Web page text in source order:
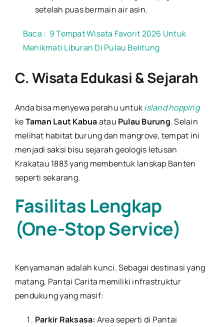
setelah puas bermain air asin.
Baca : 9 Tempat Wisata Favorit 2026 Untuk
Menikmati Liburan Di Pulau Belitung
C. Wisata Edukasi & Sejarah
Anda bisa menyewa perahu untukisland hopping
keTaman Laut Kabuaatau Pulau Burung. Selain
melihat habitat burung dan mangrove, tempat ini
menjadi saksi bisu sejarah geologis letusan
Krakatau 1883 yang membentuk lanskap Banten
seperti sekarang.
Fasilitas Lengkap
(One-Stop Service)
Kenyamanan adalah kunci. Sebagai destinasi yang
matang, Pantai Carita memiliki infrastruktur
pendukung yang masif:
Parkir Raksasa: Area seperti di Pantai